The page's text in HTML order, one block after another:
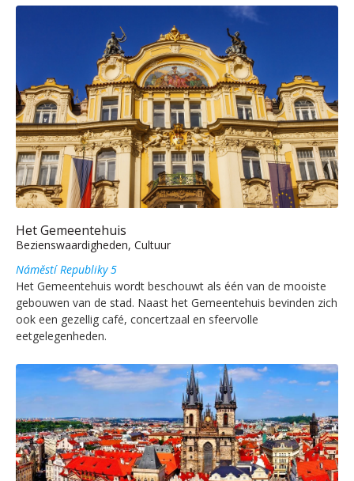
Het Gemeentehuis
Bezienswaardigheden, Cultuur
Náměstí Republiky 5
Het Gemeentehuis wordt beschouwt als één van de mooiste
gebouwen van de stad. Naast het Gemeentehuis bevinden zich
ook een gezellig café, concertzaal en sfeervolle
eetgelegenheden.